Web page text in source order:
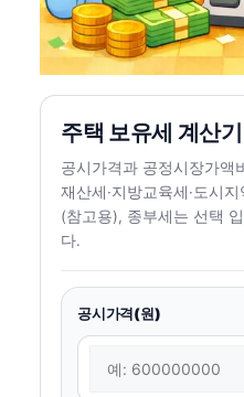
주택 보유세 계산기
공시가격과 공정시장가액
재산세·지방교육세·도시
(참고용), 종부세는 선택
다.
공시가격(원)